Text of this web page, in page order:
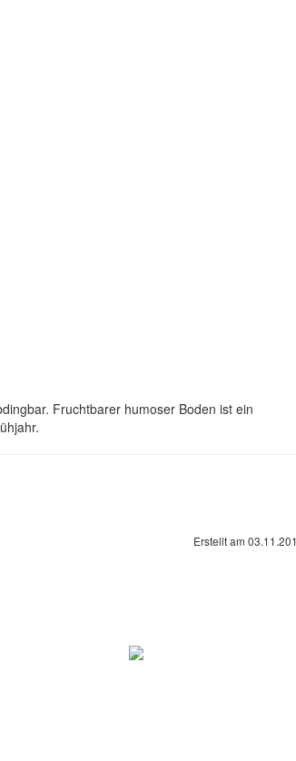
Fruchtbarer humoser Boden ist ein
Erstellt am